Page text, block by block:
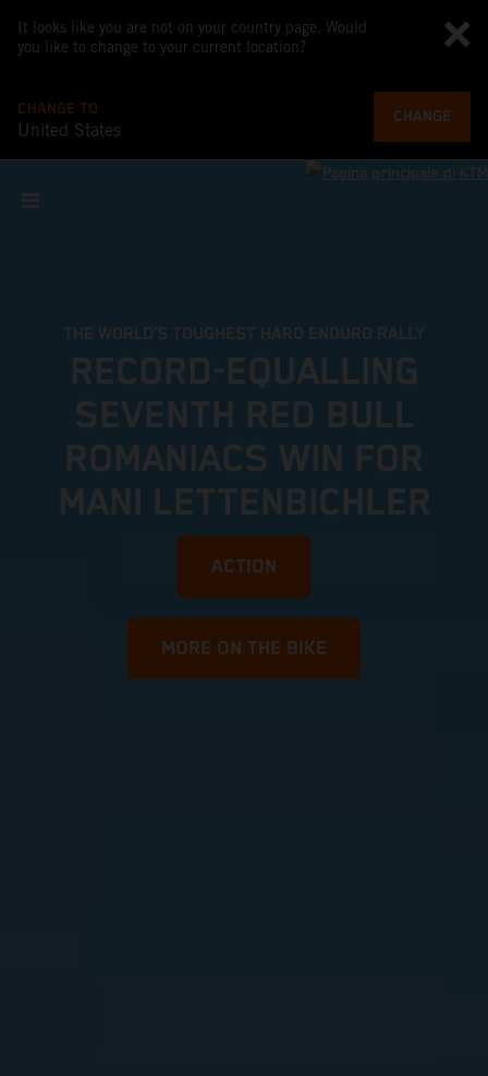
It looks like you are not on your country page. Would
you like to change to your current location?
CHANGE TO
United States
CHANGE